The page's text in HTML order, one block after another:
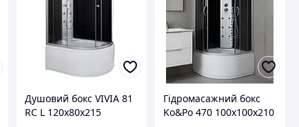
Душовий бокс VIVIA 81
RC L 120х80х215
Гідромасажний бокс
Ko&Po 470 100x100х210